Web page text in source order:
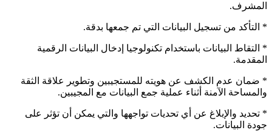
المشرف.
* التأكد من تسجيل البيانات التي تم جمعها بدقة.
* التقاط البيانات باستخدام تكنولوجيا إدخال البيانات الرقمية
المقدمة.
* ضمان عدم الكشف عن هويته للمستجيبين وتطوير علاقة الثقة
والمساحة الآمنة أثناء عملية جمع البيانات مع المجيبين.
* تحديد والإبلاغ عن أي تحديات تواجهها والتي يمكن أن تؤثر على
جودة البيانات.